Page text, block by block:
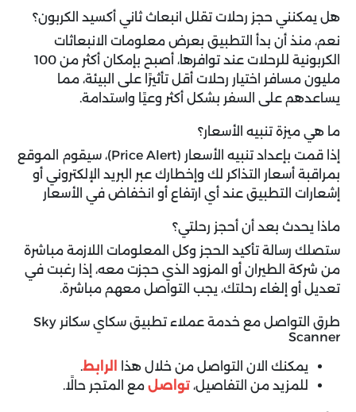
هل يمكنني حجز رحلات تقلل انبعاث ثاني أكسيد الكربون؟
نعم، منذ أن بدأ التطبيق بعرض معلومات الانبعاثات
الكربونية للرحلات عند توافرها، أصبح بإمكان أكثر من 100
مليون مسافر اختيار رحلات أقل تأثيرًا على البيئة، مما
يساعدهم على السفر بشكل أكثر وعيًا واستدامة.
ما هي ميزة تنبيه الأسعار؟
إذا قمت بإعداد تنبيه الأسعار (Price Alert)، سيقوم الموقع
بمراقبة أسعار التذاكر لك وإخطارك عبر البريد الإلكتروني أو
إشعارات التطبيق عند أي ارتفاع أو انخفاض في الأسعار
ماذا يحدث بعد أن أحجز رحلتي؟
ستصلك رسالة تأكيد الحجز وكل المعلومات اللازمة مباشرة
من شركة الطيران أو المزود الذي حجزت معه، إذا رغبت في
تعديل أو إلغاء رحلتك، يجب التواصل معهم مباشرة.
طرق التواصل مع خدمة عملاء تطبيق سكاي سكانر Sky
Scanner
يمكنك الان التواصل من خلال هذا
الرابط.
للمزيد من التفاصيل، تواصل مع المتجر حالًا.